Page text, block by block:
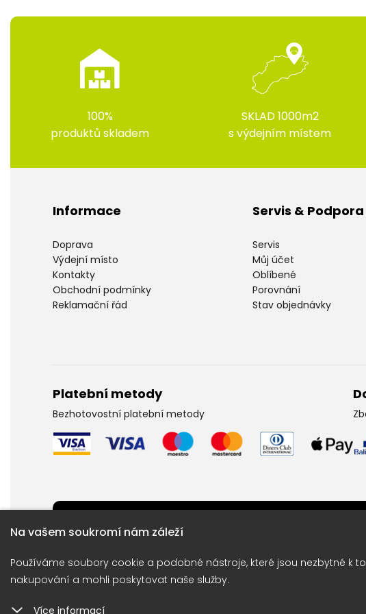
100%
produktů skladem
SKLAD 1000m2
s výdejním místem
Informace
Doprava
Výdejní místo
Kontakty
Obchodní podmínky
Reklamační řád
Servis & Podpora
Servis
Můj účet
Oblíbené
Porovnání
Stav objednávky
Platební metody
Bezhotovostní platební metody
Potřebujete poradit ?
Na vašem soukromí nám záleží
Používáme soubory cookie a podobné nástroje, které jsou nezbytné k
nakupování a mohli poskytovat naše služby.
Více informací